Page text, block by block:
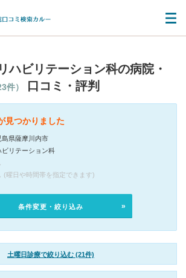
ハビリテーション科の病院・
件） 口コミ・評判
見つかりました
島県薩摩川内市
ビリテーション科
(曜日や時間帯を指定できます)
条件変更・絞り込み
土曜日診療で絞り込む (21件)